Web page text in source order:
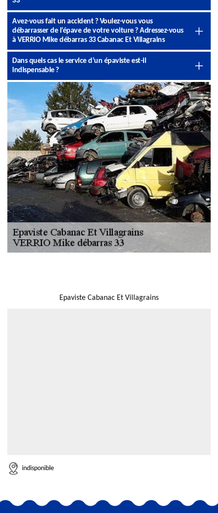
Avez-vous fait un accident ? Voulez-vous vous
débarrasser de l’épave de votre voiture ? Adressez-vous
à VERRIO Mike débarras 33 Cabanac Et Villagrains
Dans quels cas le service d’un épaviste est-il
indispensable ?
Epaviste Cabanac Et Villagrains
indisponible